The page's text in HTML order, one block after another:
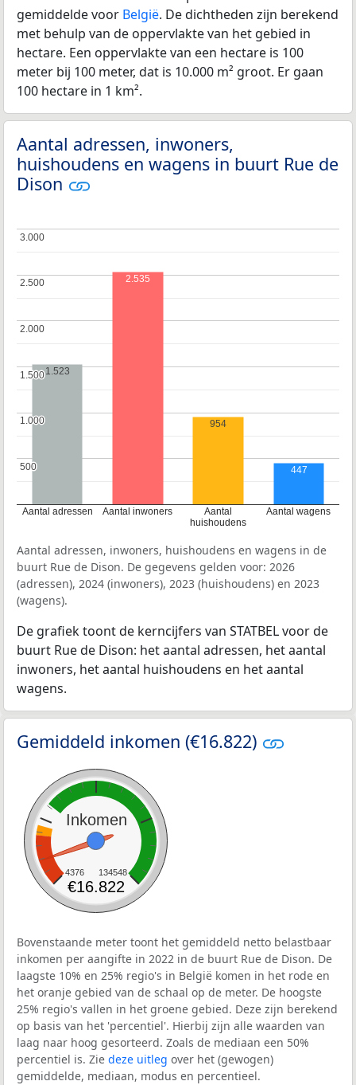
gemiddelde voor België. De dichtheden zijn berekend
met behulp van de oppervlakte van het gebied in
hectare. Een oppervlakte van een hectare is 100
meter bij 100 meter, dat is 10.000 m² groot. Er gaan
100 hectare in 1 km².
Aantal adressen, inwoners,
huishoudens en wagens in buurt Rue de
Dison
Aantal adressen Aantal inwoners
Aantal
huishoudens
Aantal wagens
500
500
1.000
1.000
1.500
1.500
2.000
2.000
2.500
2.500
3.000
3.000
1.523
2.535
954
447
Aantal adressen, inwoners, huishoudens en wagens in de
buurt Rue de Dison. De gegevens gelden voor: 2026
(adressen), 2024 (inwoners), 2023 (huishoudens) en 2023
(wagens).
De grafiek toont de kerncijfers van STATBEL voor de
buurt Rue de Dison: het aantal adressen, het aantal
inwoners, het aantal huishoudens en het aantal
wagens.
Gemiddeld inkomen (€16.822)
Inkomen
4376 134548
€16.822
Bovenstaande meter toont het gemiddeld netto belastbaar
inkomen per aangifte in 2022 in de buurt Rue de Dison. De
laagste 10% en 25% regio's in België komen in het rode en
het oranje gebied van de schaal op de meter. De hoogste
25% regio's vallen in het groene gebied. Deze zijn berekend
op basis van het 'percentiel'. Hierbij zijn alle waarden van
laag naar hoog gesorteerd. Zoals de mediaan een 50%
percentiel is. Zie deze uitleg over het (gewogen)
gemiddelde, mediaan, modus en percentieel.